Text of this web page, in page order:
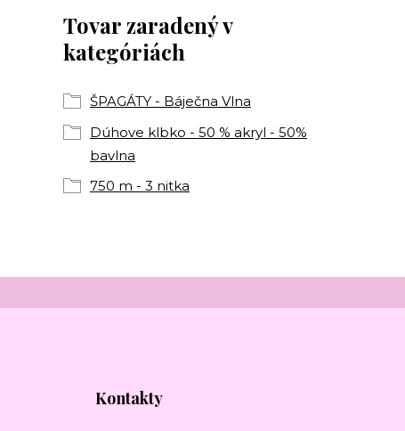
Tovar zaradený v
kategóriách
ŠPAGÁTY - Báječna Vlna
Dúhove klbko - 50 % akryl - 50%
bavlna
750 m - 3 nitka
Kontakty